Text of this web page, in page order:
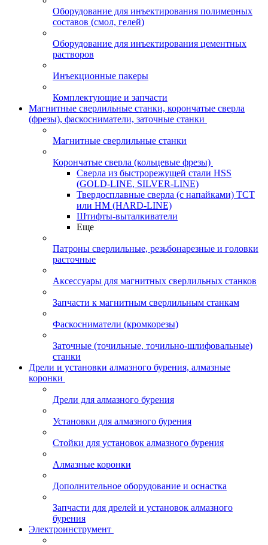
Оборудование для инъектирования полимерных
составов (смол, гелей)
Оборудование для инъектирования цементных
растворов
Инъекционные пакеры
Комплектующие и запчасти
Магнитные сверлильные станки, корончатые сверла
(фрезы), фаскосниматели, заточные станки
Магнитные сверлильные станки
Корончатые сверла (кольцевые фрезы)
Сверла из быстрорежущей стали HSS
(GOLD-LINE, SILVER-LINE)
Твердосплавные сверла (с напайками) ТСТ
или HM (HARD-LINE)
Штифты-выталкиватели
Еще
Патроны сверлильные, резьбонарезные и головки
расточные
Аксессуары для магнитных сверлильных станков
Запчасти к магнитным сверлильным станкам
Фаскосниматели (кромкорезы)
Заточные (точильные, точильно-шлифовальные)
станки
Дрели и установки алмазного бурения, алмазные
коронки
Дрели для алмазного бурения
Установки для алмазного бурения
Стойки для установок алмазного бурения
Алмазные коронки
Дополнительное оборудование и оснастка
Запчасти для дрелей и установок алмазного
бурения
Электроинструмент